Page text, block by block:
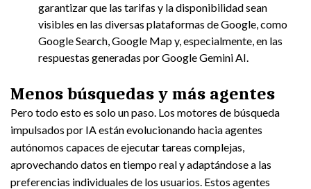
garantizar que las tarifas y la disponibilidad sean
visibles en las diversas plataformas de Google, como
Google Search, Google Map y, especialmente, en las
respuestas generadas por Google Gemini AI.
Menos búsquedas y más agentes
Pero todo esto es solo un paso. Los motores de búsqueda
impulsados por IA están evolucionando hacia agentes
autónomos capaces de ejecutar tareas complejas,
aprovechando datos en tiempo real y adaptándose a las
preferencias individuales de los usuarios. Estos agentes